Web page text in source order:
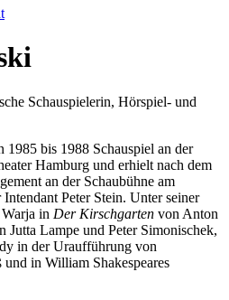
Schauspielerin, Hörspiel- und
bis 1988 Schauspiel an der
Hamburg und erhielt nach dem
an der Schaubühne am
Peter Stein. Unter seiner
in Der Kirschgarten von Anton
Jutta Lampe und Peter Simonischek,
in der Uraufführung von
in William Shakespeares